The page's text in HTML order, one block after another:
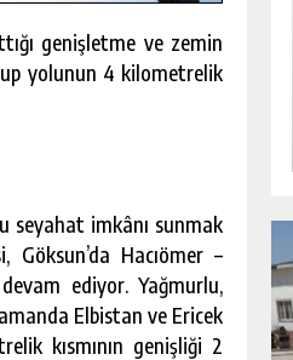
genişletme ve zemin
yolunun 4 kilometrelik
seyahat imkânı sunmak
Göksun’da Hacıömer –
ediyor. Yağmurlu,
Elbistan ve Ericek
kısmının genişliği 2